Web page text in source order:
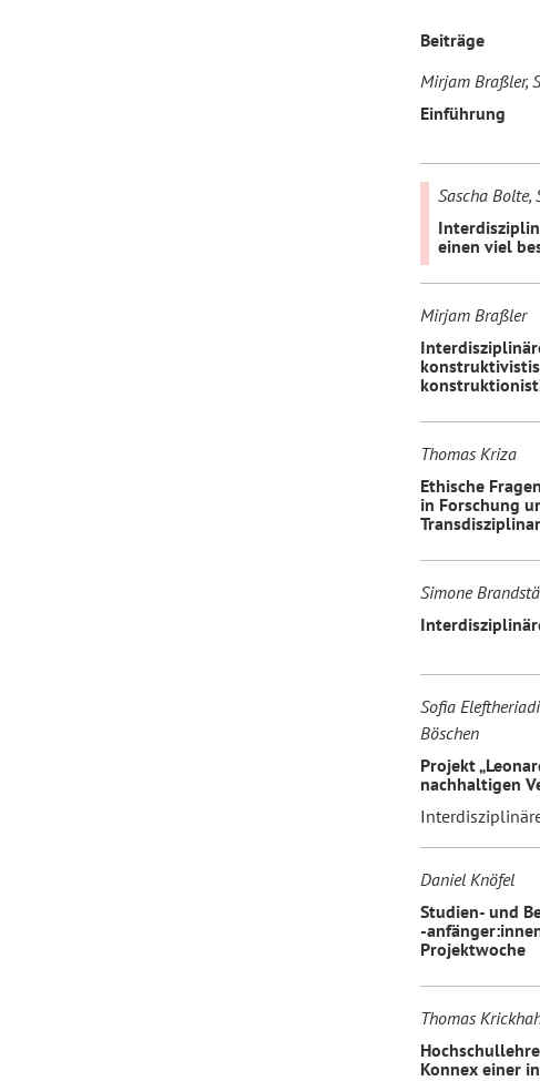
Beiträge
Mirjam Braßler,
Einführung
Sascha Bolte,
einen viel
Mirjam Braßler
Thomas Kriza
Ethische
in Forschung
Simone
Sofia
Böschen
Projekt
nachhaltigen
Daniel Knöfel
Studien- und
-
Projektwoche
Thomas
Konnex einer